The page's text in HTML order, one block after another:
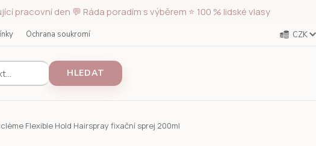
pracovní den 💬 Ráda poradím s výběrem ⭐ 100 % lidské vlasy
Ochrana soukromí CZK
HLEDAT
Flexible Hold Hairspray fixační sprej 200ml